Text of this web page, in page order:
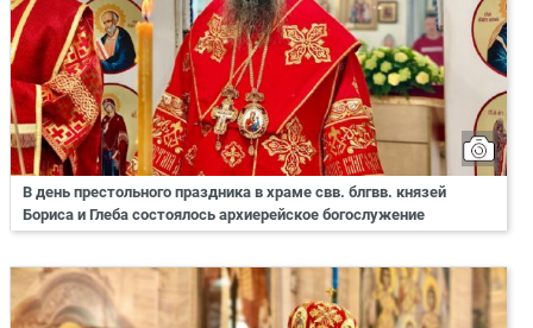
В день престольного праздника в храме свв. блгвв. князей
Бориса и Глеба состоялось архиерейское богослужение